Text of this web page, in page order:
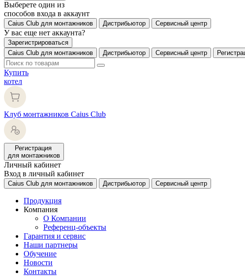
Выберете один из
способов входа в аккаунт
Caius Club для монтажников Дистрибьютор Сервисный центр
У вас еще нет аккаунта?
Зарегистрироваться
Caius Club для монтажников
Дистрибьютор Сервисный центр
Купить
котел
Клуб монтажников Caius Club
Регистрация
для монтажников
Личный кабинет
Вход в личный кабинет
Caius Club для монтажников Дистрибьютор Сервисный центр
Продукция
Компания
О Компании
Референц-объекты
Гарантия и сервис
Наши партнеры
Обучение
Новости
Контакты